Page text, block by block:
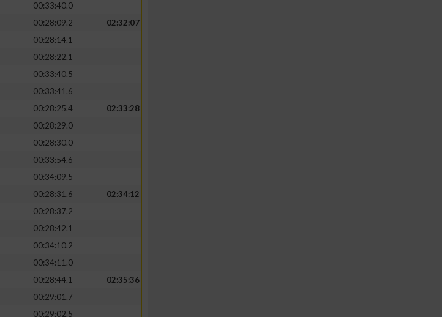
00:33:40.0
00:28:09.2
02:32:07
00:28:14.1
00:28:22.1
00:33:40.5
00:33:41.6
00:28:25.4
02:33:28
00:28:29.0
00:28:30.0
00:33:54.6
00:34:09.5
00:28:31.6
02:34:12
00:28:37.2
00:28:42.1
00:34:10.2
00:34:11.0
00:28:44.1
02:35:36
00:29:01.7
00:29:02.5